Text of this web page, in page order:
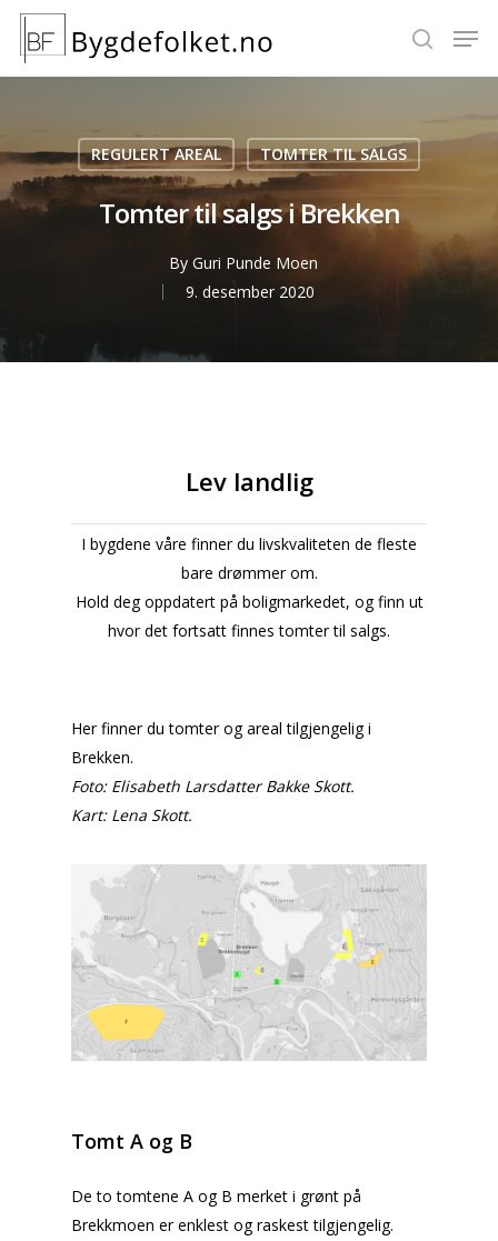
Hit enter to search or ESC to close
REGULERT AREAL TOMTER TIL SALGS
Tomter til salgs i Brekken
By Guri Punde Moen
9. desember 2020
Lev landlig
I bygdene våre finner du livskvaliteten de fleste
bare drømmer om.
Hold deg oppdatert på boligmarkedet, og finn ut
hvor det fortsatt finnes tomter til salgs.
Her finner du tomter og areal tilgjengelig i
Brekken.
Foto: Elisabeth Larsdatter Bakke Skott.
Kart: Lena Skott.
Tomt A og B
De to tomtene A og B merket i grønt på
Brekkmoen er enklest og raskest tilgjengelig.